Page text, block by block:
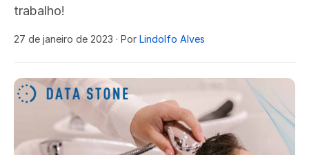
trabalho!
27 de janeiro de 2023 · Por Lindolfo Alves